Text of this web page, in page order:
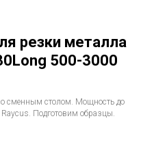
резки металла
500-3000
сменным столом. Мощность до
Подготовим образцы.